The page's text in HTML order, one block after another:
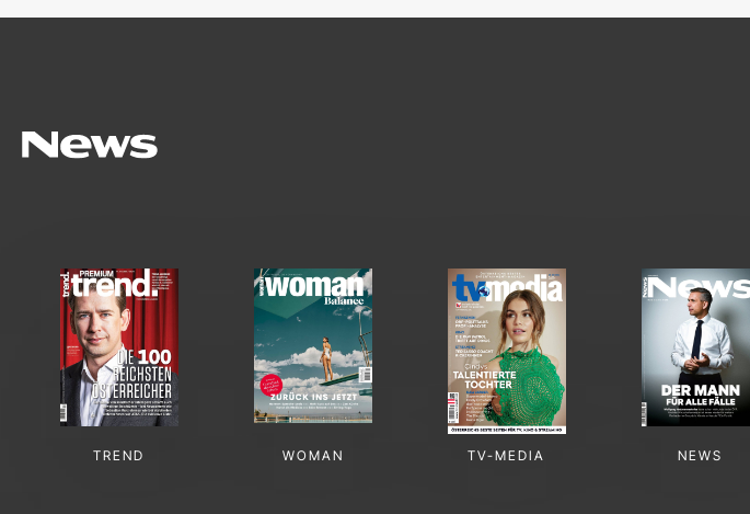
TREND WOMAN TV-MEDIA NEWS